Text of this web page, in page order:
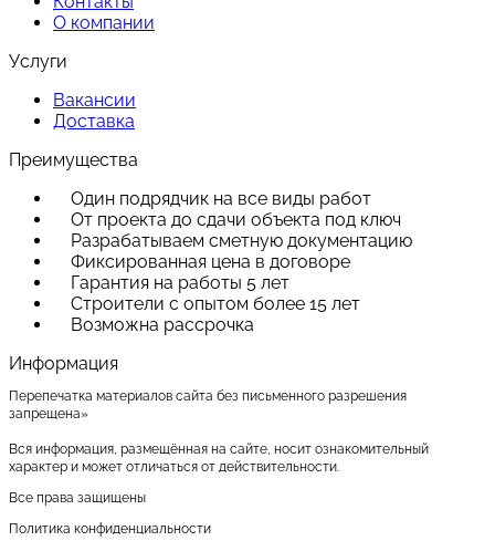
О компании
Услуги
Вакансии
Доставка
Преимущества
Один подрядчик на все виды работ
От проекта до сдачи объекта под ключ
Разрабатываем сметную документацию
Фиксированная цена в договоре
Гарантия на работы 5 лет
Строители с опытом более 15 лет
Возможна рассрочка
Информация
Перепечатка материалов сайта без письменного разрешения
запрещена»
Вся информация, размещённая на сайте, носит ознакомительный
характер и может отличаться от действительности.
Все права защищены
Политика конфиденциальности